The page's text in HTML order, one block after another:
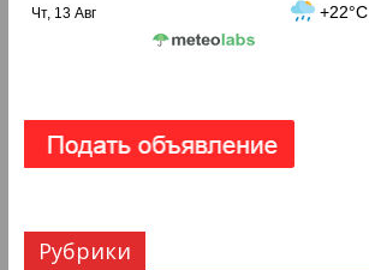
Чт, 13 Авг +22°C
Рубрики